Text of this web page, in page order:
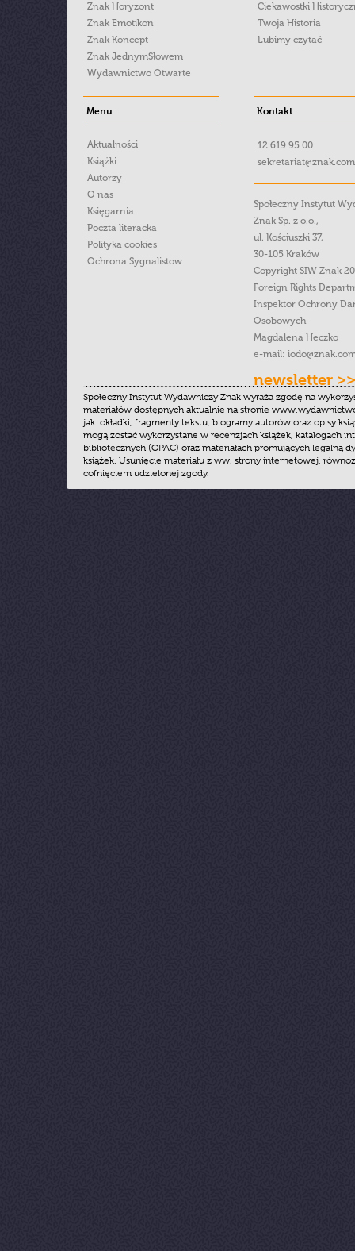
Znak Horyzont
Znak Emotikon
Znak Koncept
Znak JednymSłowem
Wydawnictwo Otwarte
Ciekawostki
Twoja Historia
Lubimy czytać
Menu:
Aktualności
Książki
Autorzy
O nas
Księgarnia
Poczta literacka
Polityka cookies
Ochrona Sygnalistow
Kontakt:
12 619 95 00
Społeczny Instytut
Znak Sp. z o.o.,
ul. Kościuszki 37,
30-105 Kraków
Copyright SIW Znak
Foreign Rights
Inspektor Ochrony
Osobowych
Magdalena Heczko
e-mail:
newsletter >>
Społeczny Instytut Wydawniczy Znak wyraża zgodę na
materiałów dostępnych aktualnie na stronie
jak: okładki, fragmenty tekstu, biogramy autorów oraz opisy
mogą zostać wykorzystane w recenzjach książek, katalogach
bibliotecznych (OPAC) oraz materiałach promujących legalną
książek. Usunięcie materiału z ww. strony internetowej,
cofnięciem udzielonej zgody.